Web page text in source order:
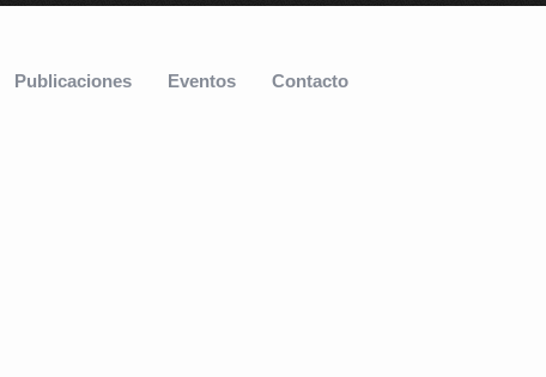
Publicaciones Eventos Contacto